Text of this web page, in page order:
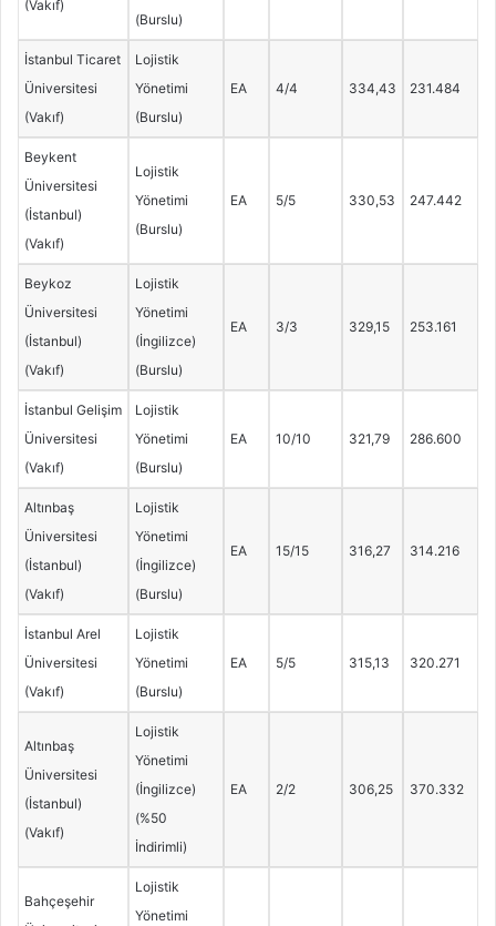
(Vakıf)
(Burslu)
İstanbul Ticaret
Üniversitesi
(Vakıf)
Lojistik
Yönetimi
(Burslu)
EA 4/4 334,43 231.484
Beykent
Üniversitesi
(İstanbul)
(Vakıf)
Lojistik
Yönetimi
(Burslu)
EA 5/5 330,53 247.442
Beykoz
Üniversitesi
(İstanbul)
(Vakıf)
Lojistik
Yönetimi
(İngilizce)
(Burslu)
EA 3/3 329,15 253.161
İstanbul Gelişim
Üniversitesi
(Vakıf)
Lojistik
Yönetimi
(Burslu)
EA 10/10 321,79 286.600
Altınbaş
Üniversitesi
(İstanbul)
(Vakıf)
Lojistik
Yönetimi
(İngilizce)
(Burslu)
EA 15/15 316,27 314.216
İstanbul Arel
Üniversitesi
(Vakıf)
Lojistik
Yönetimi
(Burslu)
EA 5/5 315,13 320.271
Altınbaş
Üniversitesi
(İstanbul)
(Vakıf)
Lojistik
Yönetimi
(İngilizce)
(%50
İndirimli)
EA 2/2 306,25 370.332
Bahçeşehir
Lojistik
Yönetimi